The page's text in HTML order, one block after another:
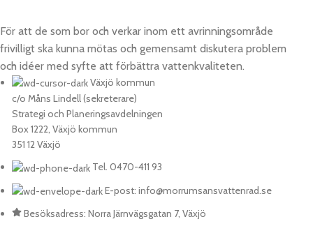
För att de som bor och verkar inom ett avrinningsområde
frivilligt ska kunna mötas och gemensamt diskutera problem
och idéer med syfte att förbättra vattenkvaliteten.
Växjö kommun
c/o Måns Lindell (sekreterare)
Strategi och Planeringsavdelningen
Box 1222, Växjö kommun
351 12 Växjö
Tel. 0470-411 93
E-post: info@morrumsansvattenrad.se
Besöksadress: Norra Järnvägsgatan 7, Växjö